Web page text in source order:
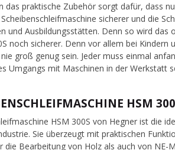
das praktische Zubehör sorgt dafür, dass
sicherer und die
und Ausbildungsstätten. Denn so wird
noch sicherer. Denn vor allem bei Kindern
groß genug sein. Jeder muss einmal
Umgangs mit Maschinen in der Werkstatt
HSM
HSM 300S von Hegner ist die
Sie überzeugt mit praktischen
die Bearbeitung von Holz als auch von NE-